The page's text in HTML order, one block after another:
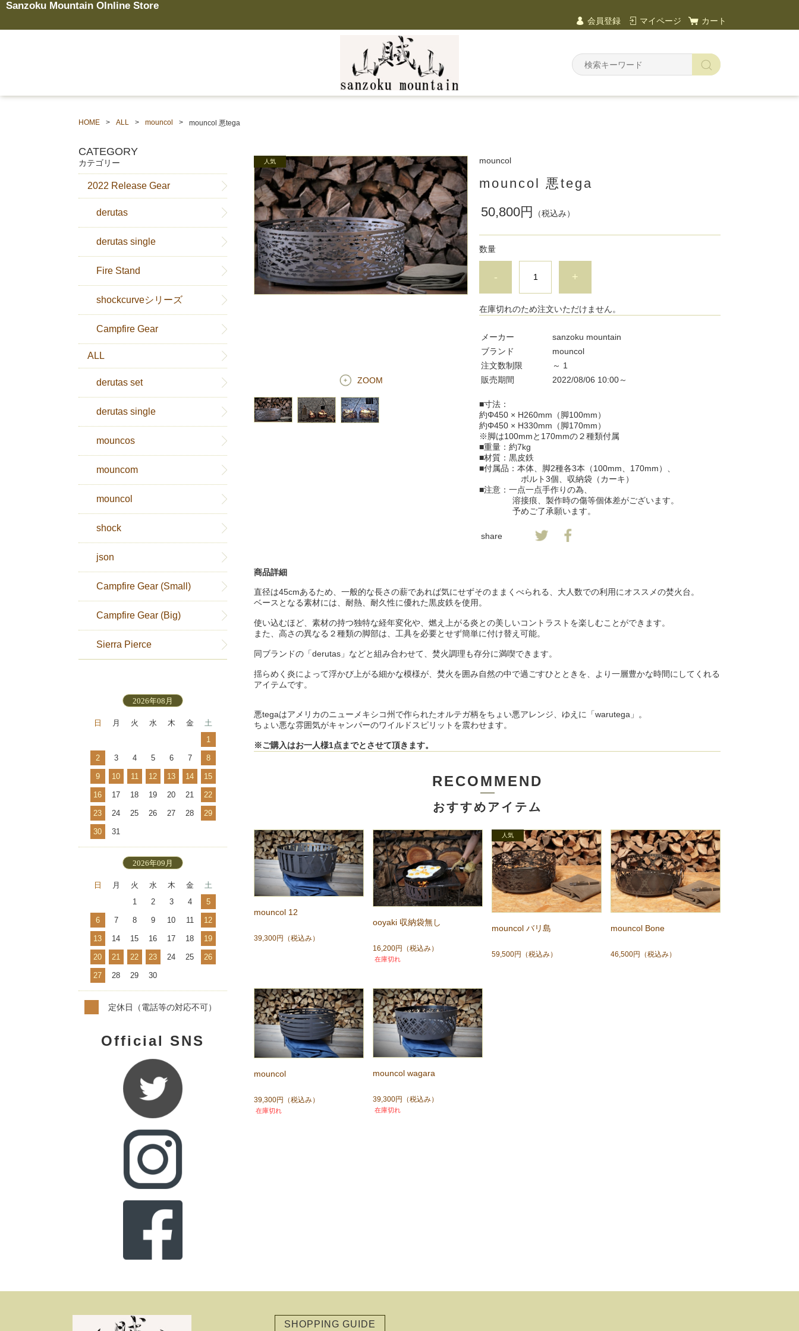
Sanzoku Mountain Olnline Store
会員登録 マイページ カート
HOME ALL mouncol mouncol 悪tega
ZOOM
mouncol
mouncol 悪tega
50,800円
（税込み）
数量
- +
在庫切れのため注文いただけません。
メーカー
sanzoku mountain
ブランド
mouncol
注文数制限
～ 1
販売期間
2022/08/06 10:00～
■寸法：
約Φ450 × H260mm（脚100mm）
約Φ450 × H330mm（脚170mm）
※脚は100mmと170mmの２種類付属
■重量：約7kg
■材質：黒皮鉄
■付属品：本体、脚2種各3本（100mm、170mm）、
ボルト3個、収納袋（カーキ）
■注意：一点一点手作りの為、
溶接痕、製作時の傷等個体差がございます。
予めご了承願います。
share
商品詳細
直径は45cmあるため、一般的な長さの薪であれば気にせずそのままくべられる、大人数での利用にオススメの焚火台。
ベースとなる素材には、耐熱、耐久性に優れた黒皮鉄を使用。
使い込むほど、素材の持つ独特な経年変化や、燃え上がる炎との美しいコントラストを楽しむことができます。
また、高さの異なる２種類の脚部は、工具を必要とせず簡単に付け替え可能。
同ブランドの「derutas」などと組み合わせて、焚火調理も存分に満喫できます。
揺らめく炎によって浮かび上がる細かな模様が、焚火を囲み自然の中で過ごすひとときを、より一層豊かな時間にしてくれる
アイテムです。
悪tegaはアメリカのニューメキシコ州で作られたオルテガ柄をちょい悪アレンジ、ゆえに「warutega」。
ちょい悪な雰囲気がキャンパーのワイルドスピリットを震わせます。
※ご購入はお一人様1点までとさせて頂きます。
RECOMMEND
おすすめアイテム
mouncol 12
39,300円 （税込み）
ooyaki 収納袋無し
16,200円 （税込み）
在庫切れ
mouncol バリ島
59,500円 （税込み）
mouncol Bone
46,500円 （税込み）
mouncol
39,300円 （税込み）
在庫切れ
mouncol wagara
39,300円 （税込み）
在庫切れ
CATEGORY
カテゴリー
2022 Release Gear
derutas
derutas single
Fire Stand
shockcurveシリーズ
Campfire Gear
ALL
derutas set
derutas single
mouncos
mouncom
mouncol
shock
json
Campfire Gear (Small)
Campfire Gear (Big)
Sierra Pierce
2026年08月
日 月 火 水 木 金
土
1
2 3 4 5 6 7 8
9 10 11 12 13 14 15
16 17 18 19 20 21 22
23 24 25 26 27 28 29
30 31
2026年09月
日 月 火 水 木 金
土
1
2 3 4 5
6 7 8 9 10 11 12
13 14 15 16 17 18 19
20 21 22 23 24 25 26
27 28 29 30
定休日（電話等の対応不可）
Official SNS
SHOPPING GUIDE